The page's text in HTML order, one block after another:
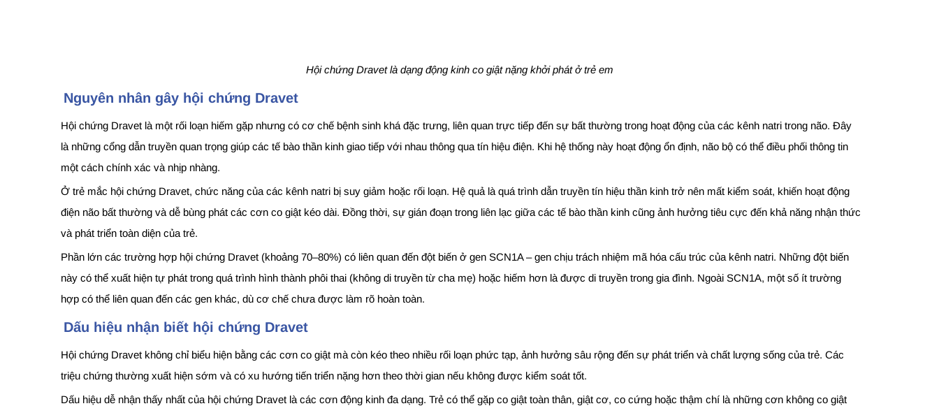
Hội chứng Dravet là dạng động kinh co giật nặng khởi phát ở trẻ em
Nguyên nhân gây hội chứng Dravet
Hội chứng Dravet là một rối loạn hiếm gặp nhưng có cơ chế bệnh sinh khá đặc trưng, liên quan trực tiếp đến sự bất thường trong hoạt động của các kênh natri trong não. Đây
là những cổng dẫn truyền quan trọng giúp các tế bào thần kinh giao tiếp với nhau thông qua tín hiệu điện. Khi hệ thống này hoạt động ổn định, não bộ có thể điều phối thông tin
một cách chính xác và nhịp nhàng.
Ở trẻ mắc hội chứng Dravet, chức năng của các kênh natri bị suy giảm hoặc rối loạn. Hệ quả là quá trình dẫn truyền tín hiệu thần kinh trở nên mất kiểm soát, khiến hoạt động
điện não bất thường và dễ bùng phát các cơn co giật kéo dài. Đồng thời, sự gián đoạn trong liên lạc giữa các tế bào thần kinh cũng ảnh hưởng tiêu cực đến khả năng nhận thức
và phát triển toàn diện của trẻ.
Phần lớn các trường hợp hội chứng Dravet (khoảng 70–80%) có liên quan đến đột biến ở gen SCN1A – gen chịu trách nhiệm mã hóa cấu trúc của kênh natri. Những đột biến
này có thể xuất hiện tự phát trong quá trình hình thành phôi thai (không di truyền từ cha mẹ) hoặc hiếm hơn là được di truyền trong gia đình. Ngoài SCN1A, một số ít trường
hợp có thể liên quan đến các gen khác, dù cơ chế chưa được làm rõ hoàn toàn.
Dấu hiệu nhận biết hội chứng Dravet
Hội chứng Dravet không chỉ biểu hiện bằng các cơn co giật mà còn kéo theo nhiều rối loạn phức tạp, ảnh hưởng sâu rộng đến sự phát triển và chất lượng sống của trẻ. Các
triệu chứng thường xuất hiện sớm và có xu hướng tiến triển nặng hơn theo thời gian nếu không được kiểm soát tốt.
Dấu hiệu dễ nhận thấy nhất của hội chứng Dravet là các cơn động kinh đa dạng. Trẻ có thể gặp co giật toàn thân, giật cơ, co cứng hoặc thậm chí là những cơn không co giật